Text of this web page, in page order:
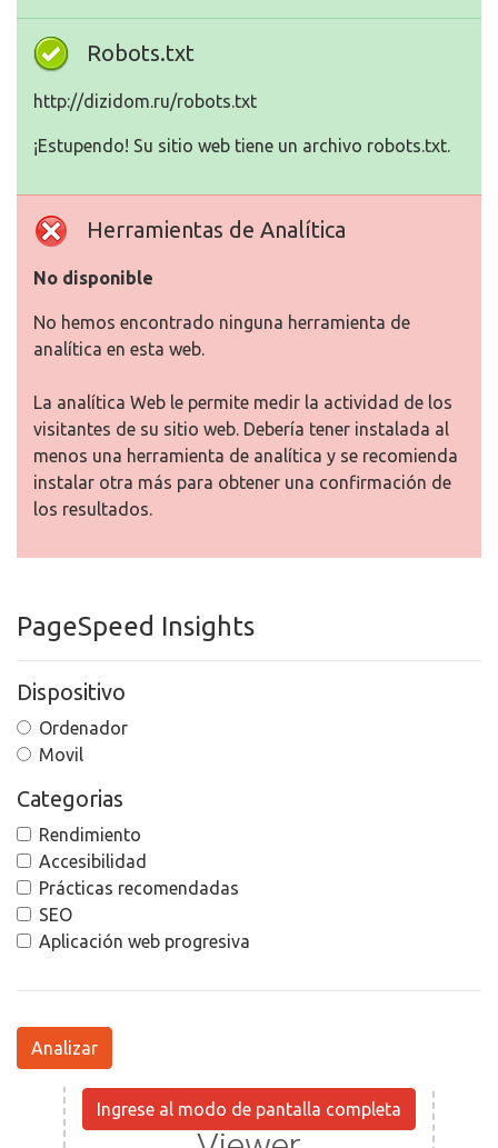
Robots.txt
http://dizidom.ru/robots.txt
¡Estupendo! Su sitio web tiene un archivo robots.txt.
Herramientas de Analítica
No disponible
No hemos encontrado ninguna herramienta de
analítica en esta web.
La analítica Web le permite medir la actividad de los
visitantes de su sitio web. Debería tener instalada al
menos una herramienta de analítica y se recomienda
instalar otra más para obtener una confirmación de
los resultados.
PageSpeed Insights
Dispositivo
Ordenador
Movil
Categorias
Rendimiento
Accesibilidad
Prácticas recomendadas
SEO
Aplicación web progresiva
Analizar
Ingrese al modo de pantalla completa